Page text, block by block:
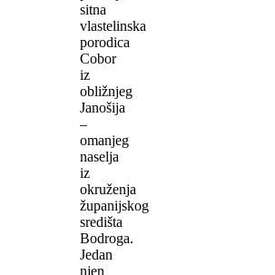
sitna
vlastelinska
porodica
Cobor
iz
obližnjeg
Janošija
–
omanjeg
naselja
iz
okruženja
županijskog
središta
Bodroga.
Jedan
njen